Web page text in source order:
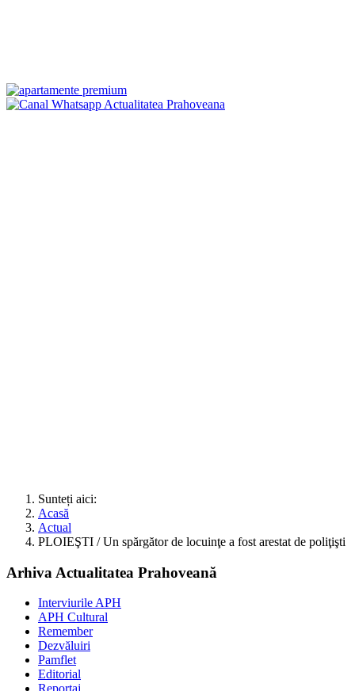
Sunteți aici:
Acasă
Actual
PLOIEŞTI / Un spărgător de locuinţe a fost arestat de poliţişti
Arhiva Actualitatea Prahoveană
Interviurile APH
APH Cultural
Remember
Dezvăluiri
Pamflet
Editorial